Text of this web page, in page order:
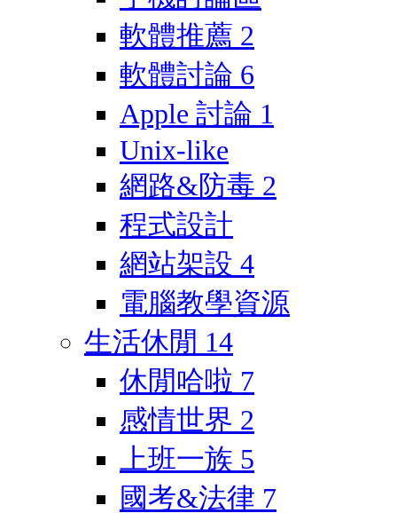
軟體推薦 2
軟體討論 6
Apple 討論 1
Unix-like
網路&防毒 2
程式設計
網站架設 4
電腦教學資源
生活休閒 14
休閒哈啦 7
感情世界 2
上班一族 5
國考&法律 7